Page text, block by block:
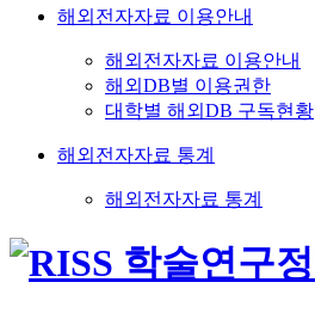
해외전자자료 이용안내
해외전자자료 이용안내
해외DB별 이용권한
대학별 해외DB 구독현황
해외전자자료 통계
해외전자자료 통계